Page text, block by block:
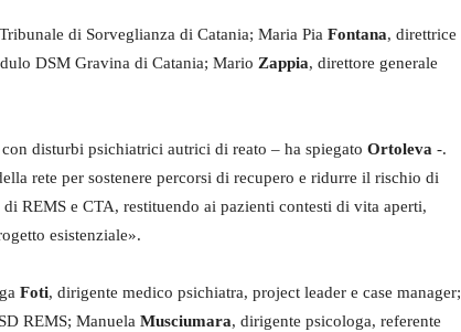
di Sorveglianza di Catania; Maria Pia Fontana, direttrice
DSM Gravina di Catania; Mario Zappia, direttore generale
disturbi psichiatrici autrici di reato – ha spiegato Ortoleva -.
rete per sostenere percorsi di recupero e ridurre il rischio di
REMS e CTA, restituendo ai pazienti contesti di vita aperti,
esistenziale».
Foti, dirigente medico psichiatra, project leader e case manager;
REMS; Manuela Musciumara, dirigente psicologa, referente